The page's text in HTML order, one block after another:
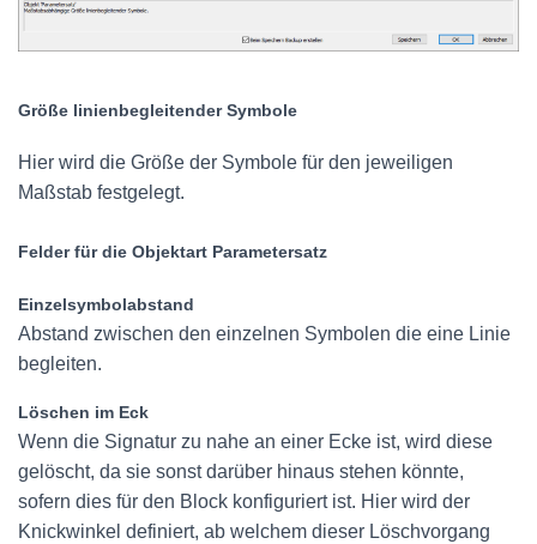
Größe linienbegleitender Symbole
Hier wird die Größe der Symbole für den jeweiligen
Maßstab festgelegt.
Felder für die Objektart Parametersatz
Einzelsymbolabstand
Abstand zwischen den einzelnen Symbolen die eine Linie
begleiten.
Löschen im Eck
Wenn die Signatur zu nahe an einer Ecke ist, wird diese
gelöscht, da sie sonst darüber hinaus stehen könnte,
sofern dies für den Block konfiguriert ist. Hier wird der
Knickwinkel definiert, ab welchem dieser Löschvorgang